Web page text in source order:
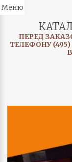
ПЕРЕД
ТЕЛЕФОНУ
Меню